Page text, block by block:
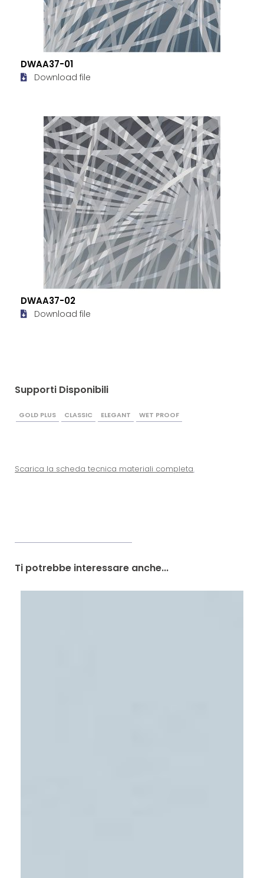
DWAA37-01
Download file
DWAA37-02
Download file
Supporti Disponibili
GOLD PLUS CLASSIC ELEGANT WET PROOF
Scarica la scheda tecnica materiali completa.
Ti potrebbe interessare anche...